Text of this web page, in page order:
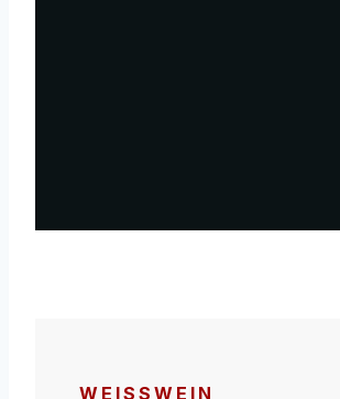
WEISSWEIN